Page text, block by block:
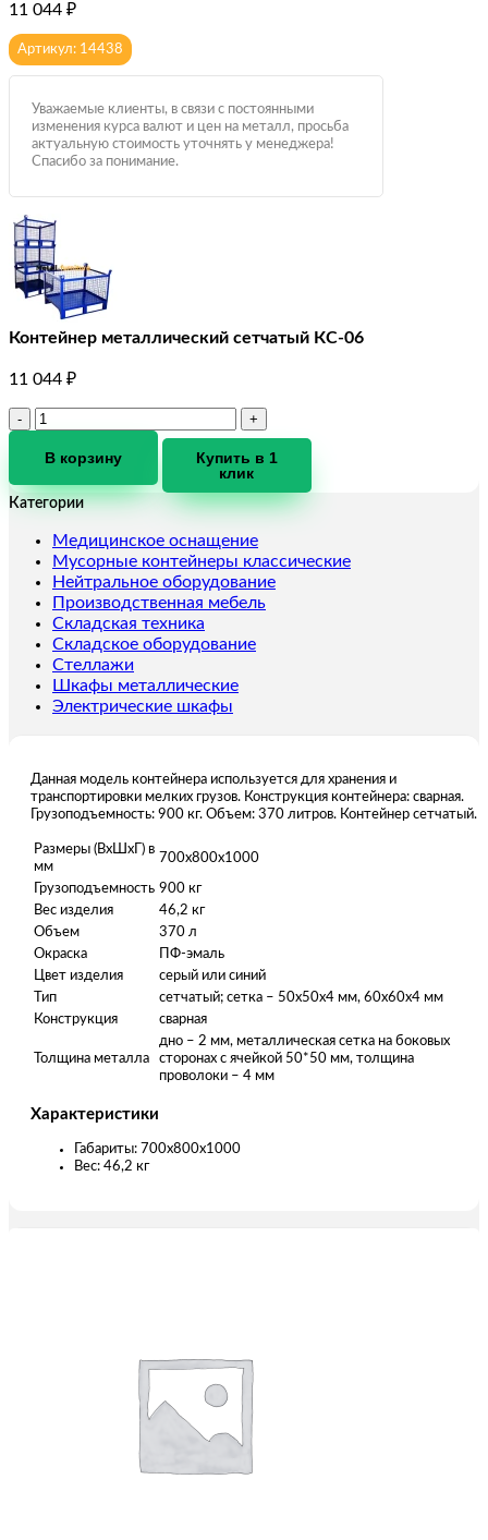
11 044 ₽
Артикул: 14438
Уважаемые клиенты, в связи с постоянными
изменения курса валют и цен на металл, просьба
актуальную стоимость уточнять у менеджера!
Спасибо за понимание.
Контейнер металлический сетчатый КС-06
11 044 ₽
Количество
Контейнер
сетчатый
В корзину
Купить в 1
клик
Категории
Медицинское оснащение
Мусорные контейнеры классические
Нейтральное оборудование
Производственная мебель
Складская техника
Складское оборудование
Стеллажи
Шкафы металлические
Электрические шкафы
Данная модель контейнера используется для хранения и
транспортировки мелких грузов. Конструкция контейнера: сварная.
Грузоподъемность: 900 кг. Объем: 370 литров. Контейнер сетчатый.
Размеры (ВхШхГ) в
мм
700х800х1000
Грузоподъемность 900 кг
Вес изделия
46,2 кг
Объем
370 л
Окраска
ПФ-эмаль
Цвет изделия
серый или синий
Тип
сетчатый; сетка – 50х50х4 мм, 60х60х4 мм
Конструкция
сварная
Толщина металла
дно – 2 мм, металлическая сетка на боковых
сторонах с ячейкой 50*50 мм, толщина
проволоки – 4 мм
Характеристики
Габариты: 700х800х1000
Вес: 46,2 кг